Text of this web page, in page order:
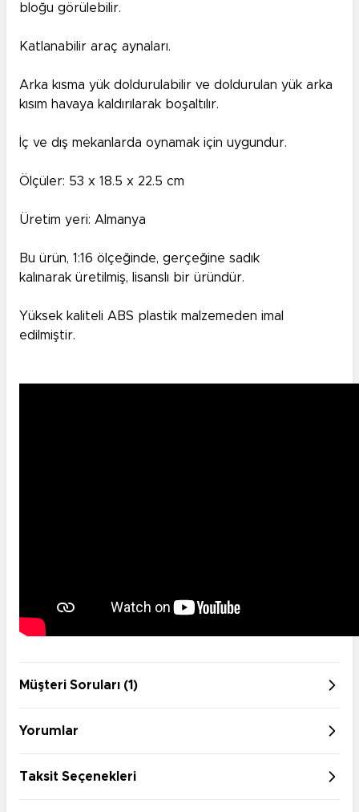
bloğu görülebilir.
Katlanabilir araç aynaları.
Arka kısma yük doldurulabilir ve doldurulan yük arka
kısım havaya kaldırılarak boşaltılır.
İç ve dış mekanlarda oynamak için uygundur.
Ölçüler: 53 x 18.5 x 22.5 cm
Üretim yeri: Almanya
Bu ürün, 1:16 ölçeğinde, gerçeğine sadık
kalınarak üretilmiş, lisanslı bir üründür.
Yüksek kaliteli ABS plastik malzemeden imal
edilmiştir.
Müşteri Soruları (1)
Yorumlar
Taksit Seçenekleri